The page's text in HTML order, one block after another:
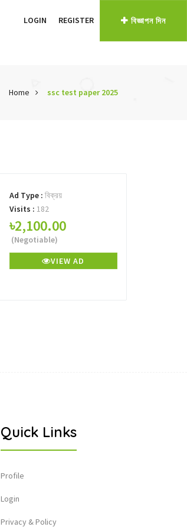
LOGIN REGISTER বিজ্ঞাপন দিন
Home ssc test paper 2025
Ad Type : বিক্রয়
Visits : 182
৳2,100.00
(Negotiable)
VIEW AD
Quick Links
Profile
Login
Privacy & Policy